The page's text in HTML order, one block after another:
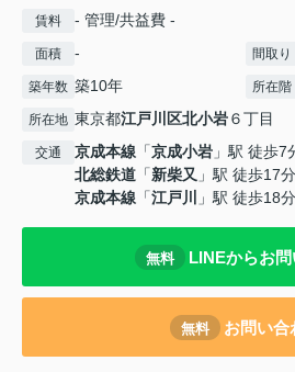
賃料 - 管理/共益費 -
面積 - 間取り
築年数 築10年 所在階
所在地 東京都江戸川区北小岩６丁目
交通 京成本線 「京成小岩 」駅 徒歩7
北総鉄道 「新柴又 」駅 徒歩17分
京成本線 「江戸川 」駅 徒歩18分
無料 LINEからお
無料 お問い合